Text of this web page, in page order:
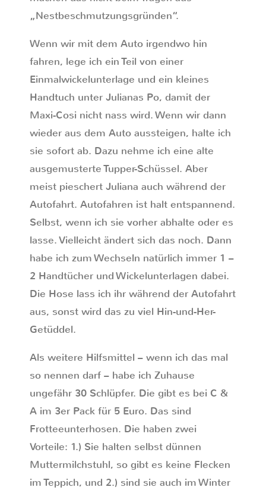
„Nestbeschmutzungsgründen“.
Wenn wir mit dem Auto irgendwo hin
fahren, lege ich ein Teil von einer
Einmalwickelunterlage und ein kleines
Handtuch unter Julianas Po, damit der
Maxi-Cosi nicht nass wird. Wenn wir dann
wieder aus dem Auto aussteigen, halte ich
sie sofort ab. Dazu nehme ich eine alte
ausgemusterte Tupper-Schüssel. Aber
meist pieschert Juliana auch während der
Autofahrt. Autofahren ist halt entspannend.
Selbst, wenn ich sie vorher abhalte oder es
lasse. Vielleicht ändert sich das noch. Dann
habe ich zum Wechseln natürlich immer 1 –
2 Handtücher und Wickelunterlagen dabei.
Die Hose lass ich ihr während der Autofahrt
aus, sonst wird das zu viel Hin-und-Her-
Getüddel.
Als weitere Hilfsmittel – wenn ich das mal
so nennen darf – habe ich Zuhause
ungefähr 30 Schlüpfer. Die gibt es bei C &
A im 3er Pack für 5 Euro. Das sind
Frotteeunterhosen. Die haben zwei
Vorteile: 1.) Sie halten selbst dünnen
Muttermilchstuhl, so gibt es keine Flecken
im Teppich, und 2.) sind sie auch im Winter